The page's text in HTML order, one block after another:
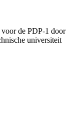
voor de PDP-1 door
universiteit